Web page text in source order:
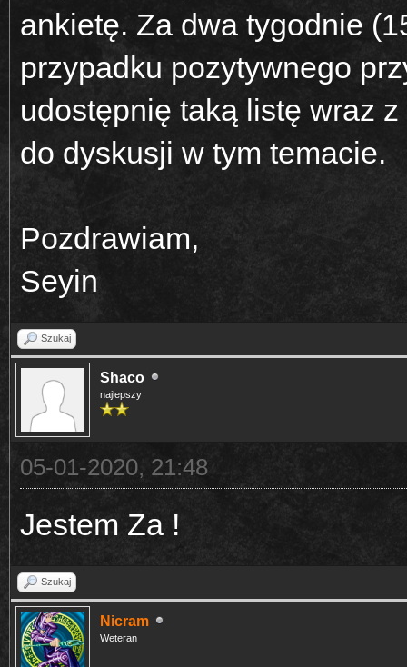
ankietę. Za dwa tygodnie
przypadku pozytywnego
udostępnię taką listę wraz
do dyskusji w tym temacie.
Pozdrawiam,
Seyin
Szukaj
Shaco
najlepszy
05-01-2020, 21:48
Jestem Za !
Szukaj
Nicram
Weteran